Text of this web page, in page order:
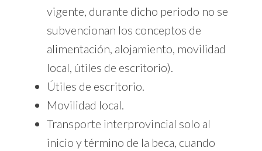
vigente, durante dicho periodo no se
subvencionan los conceptos de
alimentación, alojamiento, movilidad
local, útiles de escritorio).
Útiles de escritorio.
Movilidad local.
Transporte interprovincial solo al
inicio y término de la beca, cuando